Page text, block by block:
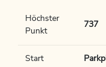
Höchster
Punkt
737
Start